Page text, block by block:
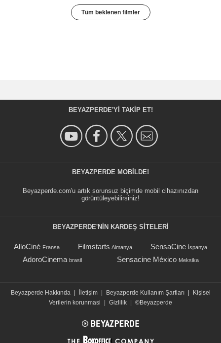
Tüm beklenen filmler
BEYAZPERDE'YI TAKIP ET!
BEYAZPERDE MOBILDE!
Beyazperde.com'u artık sorunsuz biçimde mobil cihazınızdan
görüntüleyebilirsiniz!
BEYAZPERDE'NIN KARDEŞ SİTELERİ
AlloCiné Fransa Filmstarts Almanya SensaCine İspanya
AdoroCinema brasil Sensacine México Meksika
Beyazperde Hakkında | İletişim | Beyazperde Kullanım Şartları |
Kişisel
Verilerin korunmasi
| Gizlilik | ©Beyazperde